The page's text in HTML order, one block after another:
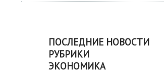
ПОСЛЕДНИЕ НОВОСТИ
РУБРИКИ
ЭКОНОМИКА